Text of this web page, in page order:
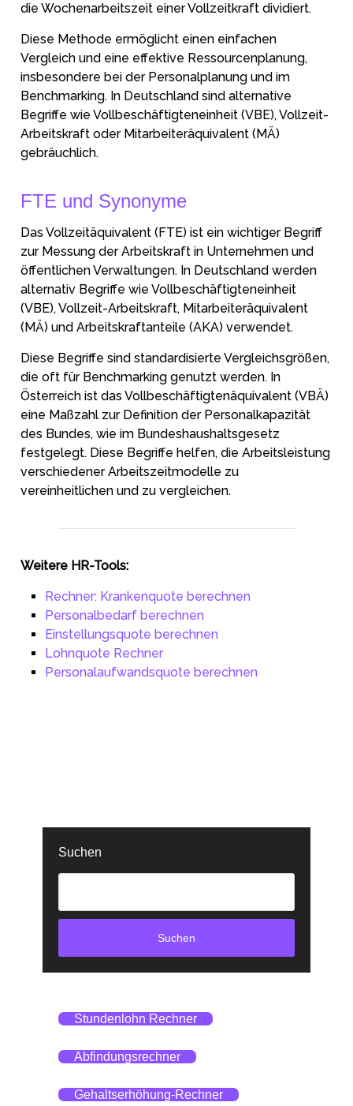
die Wochenarbeitszeit einer Vollzeitkraft dividiert.
Diese Methode ermöglicht einen einfachen
Vergleich und eine effektive Ressourcenplanung,
insbesondere bei der Personalplanung und im
Benchmarking. In Deutschland sind alternative
Begriffe wie Vollbeschäftigteneinheit (VBE), Vollzeit-
Arbeitskraft oder Mitarbeiteräquivalent (MÄ)
gebräuchlich.
FTE und Synonyme
Das Vollzeitäquivalent (FTE) ist ein wichtiger Begriff
zur Messung der Arbeitskraft in Unternehmen und
öffentlichen Verwaltungen. In Deutschland werden
alternativ Begriffe wie Vollbeschäftigteneinheit
(VBE), Vollzeit-Arbeitskraft, Mitarbeiteräquivalent
(MÄ) und Arbeitskraftanteile (AKA) verwendet.
Diese Begriffe sind standardisierte Vergleichsgrößen,
die oft für Benchmarking genutzt werden. In
Österreich ist das Vollbeschäftigtenäquivalent (VBÄ)
eine Maßzahl zur Definition der Personalkapazität
des Bundes, wie im Bundeshaushaltsgesetz
festgelegt. Diese Begriffe helfen, die Arbeitsleistung
verschiedener Arbeitszeitmodelle zu
vereinheitlichen und zu vergleichen.
Weitere HR-Tools:
Rechner: Krankenquote berechnen
Personalbedarf berechnen
Einstellungsquote berechnen
Lohnquote Rechner
Personalaufwandsquote berechnen
Suchen
Suchen
Stundenlohn Rechner
Abfindungsrechner
Gehaltserhöhung-Rechner